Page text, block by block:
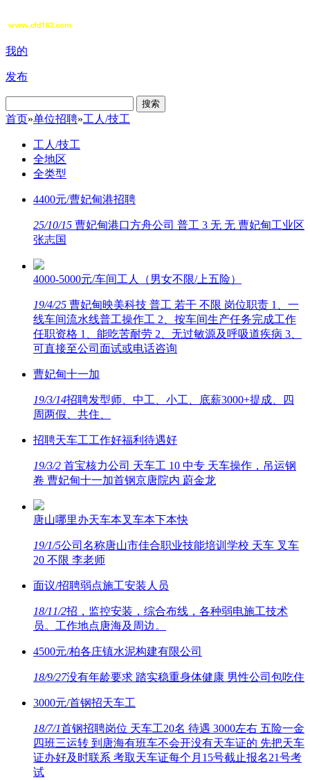
我的
发布
搜索
首页»单位招聘»工人/技工
工人/技工
全地区
全类型
4400元/曹妃甸港招聘
25/10/15 曹妃甸港口方舟公司 普工 3 无 无 曹妃甸工业区
张志国
4000-5000元/车间工人（男女不限/上五险）
19/4/25 曹妃甸映美科技 普工 若干 不限 岗位职责 1、一
线车间流水线普工操作工 2、按车间生产任务完成工作
任职资格 1、能吃苦耐劳 2、无过敏源及呼吸道疾病 3、
可直接至公司面试或电话咨询
曹妃甸十一加
19/3/14招聘发型师、中工、小工、底薪3000+提成、四
周两假、共住、
招聘天车工工作好福利待遇好
19/3/2 首宝核力公司 天车工 10 中专 天车操作，吊运钢
卷 曹妃甸十一加首钢京唐院内 蔚金龙
唐山哪里办天车本叉车本下本快
19/1/5公司名称唐山市佳合职业技能培训学校 天车 叉车
20 不限 李老师
面议/招聘弱点施工安装人员
18/11/2招，监控安装，综合布线，各种弱电施工技术
员。工作地点唐海及周边。
4500元/柏各庄镇水泥构建有限公司
18/9/27没有年龄要求 踏实稳重身体健康 男性公司包吃住
3000元/首钢招天车工
18/7/1首钢招聘岗位 天车工20名 待遇 3000左右 五险一金
四班三运转 到唐海有班车不会开没有天车证的 先把天车
证办好及时联系 考取天车证每个月15号截止报名21号考
试